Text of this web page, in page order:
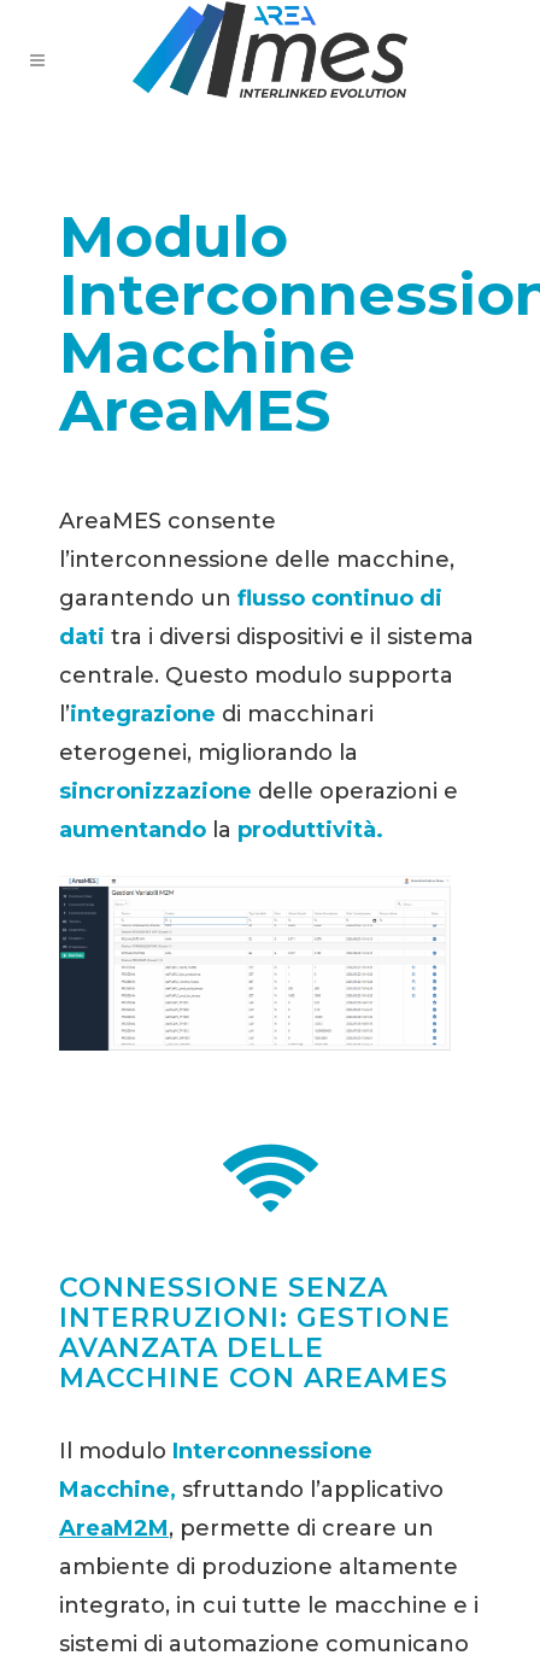
Modulo
Macchine
AreaMES
AreaMES consente
l’interconnessione delle macchine,
garantendo un flusso continuo di
dati tra i diversi dispositivi e il sistema
centrale. Questo modulo supporta
l’integrazione di macchinari
eterogenei, migliorando la
sincronizzazione delle operazioni e
aumentando la produttività.
CONNESSIONE SENZA
INTERRUZIONI: GESTIONE
AVANZATA DELLE
MACCHINE CON AREAMES
Il modulo Interconnessione
Macchine, sfruttando l’applicativo
AreaM2M, permette di creare un
ambiente di produzione altamente
integrato, in cui tutte le macchine e i
sistemi di automazione comunicano